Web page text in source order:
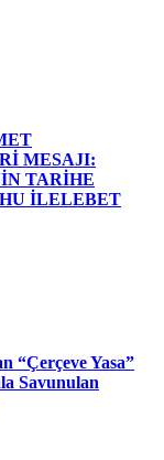
MESAJI:
TARİHE
İLELEBET
“Çerçeve Yasa”
Savunulan